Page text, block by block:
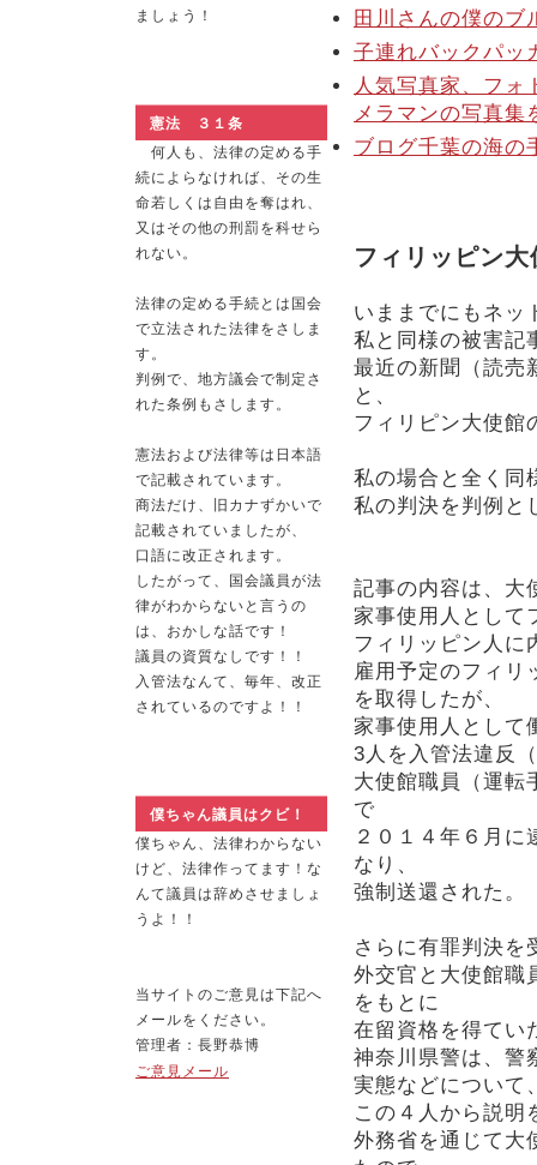
田川さんの僕のブ
子連れバックパッ
人気写真家、フ
メラマンの写真集
ブログ千葉の海の
フィリッピン
いままでにもネッ
私と同様の被害記
最近の新聞（読売
と、
フィリピン大使館
私の場合と全く同
私の判決を判例と
記事の内容は、大
家事使用人として
フィリッピン人に
雇用予定のフィリ
を取得したが、
家事使用人として
3人を入管法違反
大使館職員（運転
で
２０１４年６月
なり、
強制送還された。
さらに有罪判決を
外交官と大使館職
をもとに
在留資格を得てい
神奈川県警は、警
実態などについて
この４人から説明
外務省を通じて大
ましょう！
憲法 ３１条
何人も、法律の定める手
続によらなければ、その生
命若しくは自由を奪はれ、
又はその他の刑罰を科せら
れない。
法律の定める手続とは国会
で立法された法律をさしま
す。
判例で、地方議会で制定さ
れた条例もさします。
憲法および法律等は日本語
で記載されています。
商法だけ、旧カナずかいで
記載されていましたが、
口語に改正されます。
したがって、国会議員が法
律がわからないと言うの
は、おかしな話です！
議員の資質なしです！！
入管法なんて、毎年、改正
されているのですよ！！
僕ちゃん議員はクビ！
僕ちゃん、法律わからない
けど、法律作ってます！な
んて議員は辞めさせましょ
うよ！！
当サイトのご意見は下記へ
メールをください。
管理者：長野恭博
ご意見メール